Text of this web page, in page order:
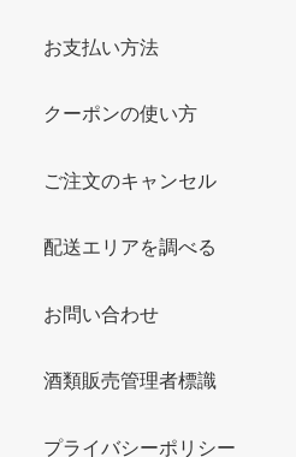
お支払い方法
クーポンの使い方
ご注文のキャンセル
配送エリアを調べる
お問い合わせ
酒類販売管理者標識
プライバシーポリシー